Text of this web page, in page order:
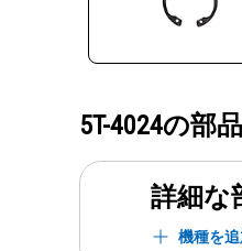
5T-4024の部
詳細な
機種を